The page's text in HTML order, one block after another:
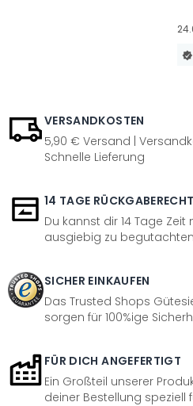
VERSANDKOSTEN
5,90 € Versand |
Schnelle Lieferung
14 TAGE RÜCKGABERECHT
Du kannst dir 14 Tage Zeit
ausgiebig zu
SICHER EINKAUFEN
Das Trusted Shops
sorgen für 100%ige
FÜR DICH ANGEFERTIGT
Ein Großteil unserer
deiner Bestellung speziell